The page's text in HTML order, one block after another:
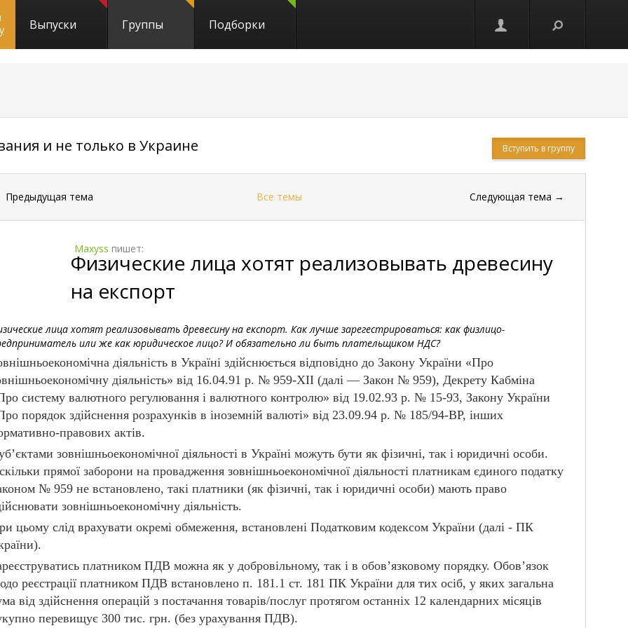
Выпуски Группы Подборки
и не только в Украине Вступить в группу
Предыдущая тема Все темы Следующая тема →
Maxyss пишет:
Физические лица хотят реализовывать древесину
на експорт
лица хотят реализовывать древесину на експорт. Как лучше зарегестрироваться: как физлицо-
или же как юридическое лицо? И обязательно ли быть плательщиком НДС?
діяльність в Україні здійснюється відповідно до Закону України «Про
діяльність» від 16.04.91 р. № 959-ХІІ (далі — Закон № 959), Декрету Кабміна
систему валютного регулювання і валютного контролю» від 19.02.93 р. № 15-93, Закону України
порядок здійснення розрахунків в іноземній валюті» від 23.09.94 р. № 185/94-ВР, інших
правових актів.
зовнішньоекономічної діяльності в Україні можуть бути як фізичні, так і юридичні особи.
прямої заборони на провадження зовнішньоекономічної діяльності платникам єдиного податку
№ 959 не встановлено, такі платники (як фізичні, так і юридичні особи) мають право
зовнішньоекономічну діяльність.
цьому слід врахувати окремі обмеження, встановлені Податковим кодексом України (далі - ПК
платником ПДВ можна як у добровільному, так і в обов’язковому порядку. Обов’язок
реєстрації платником ПДВ встановлено п. 181.1 ст. 181 ПК України для тих осіб, у яких загальна
від здійснення операцій з постачання товарів/послуг протягом останніх 12 календарних місяців
перевищує 300 тис. грн. (без урахування ПДВ).